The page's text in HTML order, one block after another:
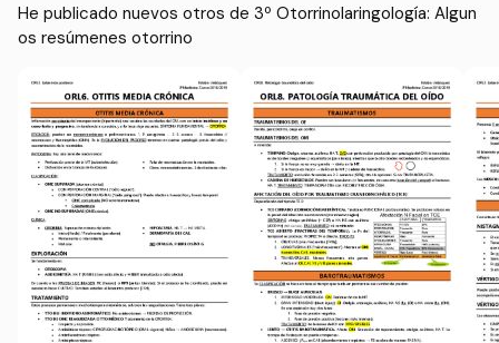
He publicado nuevos otros de 3º Otorrinolaringología: Algun
os resúmenes otorrino